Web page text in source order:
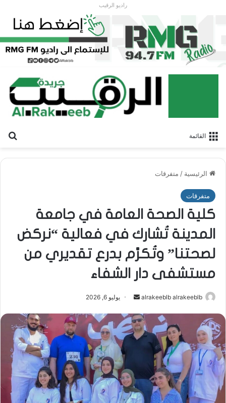
راديو الرقيب
القائمة
الرئيسية / متفرقات
متفرقات
كلية الصحة العامة في جامعة
المدينة تُشارك في فعالية “نركض
لصحتنا” وتُكرَّم بدرع تقديري من
مستشفى دار الشفاء
alrakeeblb alrakeeblb
أرسل
إلكترونيا
يوليو 6, 2026